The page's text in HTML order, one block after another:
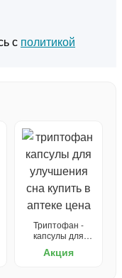
с политикой
Триптофан -
капсулы для
Акция